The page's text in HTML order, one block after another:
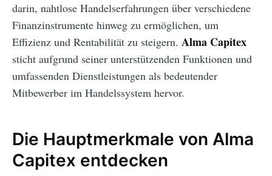
darin, nahtlose Handelserfahrungen über verschiedene
Finanzinstrumente hinweg zu ermöglichen, um
Effizienz und Rentabilität zu steigern. Alma Capitex
sticht aufgrund seiner unterstützenden Funktionen und
umfassenden Dienstleistungen als bedeutender
Mitbewerber im Handelssystem hervor.
Die Hauptmerkmale von Alma
Capitex entdecken